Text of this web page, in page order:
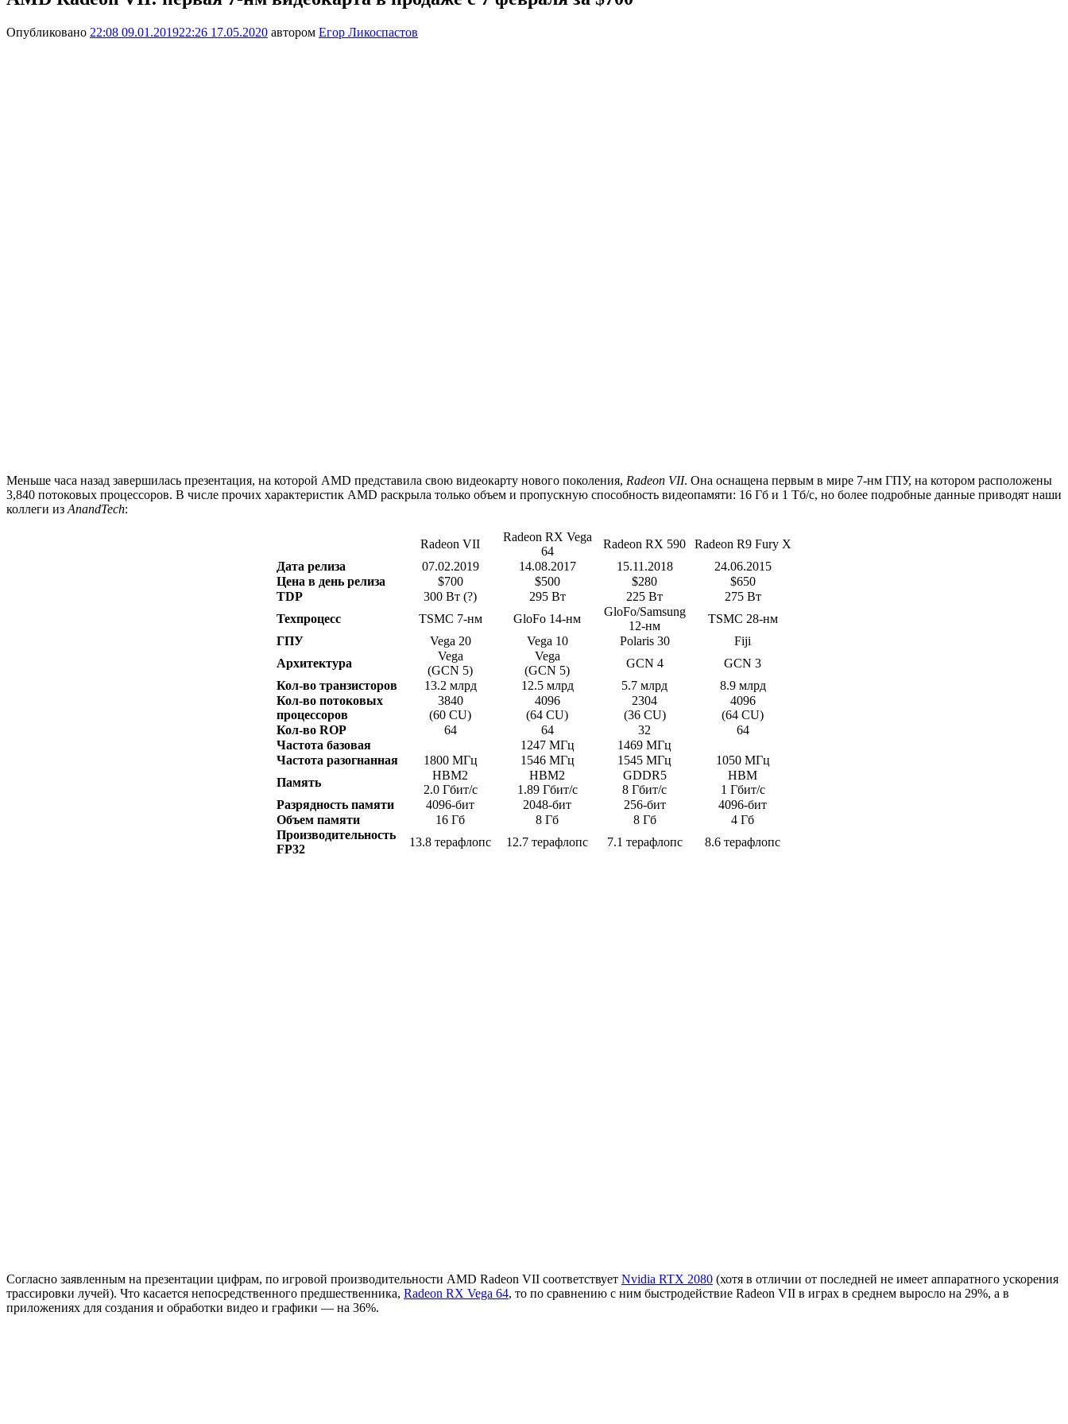
Опубликовано 22:08 09.01.201922:26 17.05.2020 автором Егор Ликоспастов
Меньше часа назад завершилась презентация, на которой AMD представила свою видеокарту нового поколения, Radeon VII. Она оснащена первым в мире 7-нм ГПУ, на котором расположены
3,840 потоковых процессоров. В числе прочих характеристик AMD раскрыла только объем и пропускную способность видеопамяти: 16 Гб и 1 Тб/с, но более подробные данные приводят наши
коллеги из AnandTech:
Radeon VII
Radeon RX Vega
64
Radeon RX 590
Radeon R9 Fury X
Дата релиза
07.02.2019 14.08.2017 15.11.2018
24.06.2015
Цена в день релиза
$700 $500 $280
$650
TDP
300 Вт (?) 295 Вт 225 Вт
275 Вт
Техпроцесс
TSMC 7-нм GloFo 14-нм
GloFo/Samsung
12-нм
TSMC 28-нм
ГПУ
Vega 20 Vega 10 Polaris 30
Fiji
Архитектура
Vega
(GCN 5)
Vega
(GCN 5)
GCN 4
GCN 3
Кол-во транзисторов
13.2 млрд 12.5 млрд 5.7 млрд
8.9 млрд
Кол-во потоковых
процессоров
3840
(60 CU)
4096
(64 CU)
2304
(36 CU)
4096
(64 CU)
Кол-во ROP
64 64 32
64
Частота базовая
1247 МГц
1469 МГц
Частота разогнанная
1800 МГц 1546 МГц 1545 МГц
1050 МГц
Память
HBM2
2.0 Гбит/с
HBM2
1.89 Гбит/с
GDDR5
8 Гбит/с
HBM
1 Гбит/с
Разрядность памяти
4096-бит 2048-бит 256-бит
4096-бит
Объем памяти
16 Гб 8 Гб 8 Гб
4 Гб
Производительность
FP32
13.8 терафлопс 12.7 терафлопс 7.1 терафлопс 8.6 терафлопс
Согласно заявленным на презентации цифрам, по игровой производительности AMD Radeon VII соответствует Nvidia RTX 2080 (хотя в отличии от последней не имеет аппаратного ускорения
трассировки лучей). Что касается непосредственного предшественника, Radeon RX Vega 64, то по сравнению с ним быстродействие Radeon VII в играх в среднем выросло на 29%, а в
приложениях для создания и обработки видео и графики — на 36%.